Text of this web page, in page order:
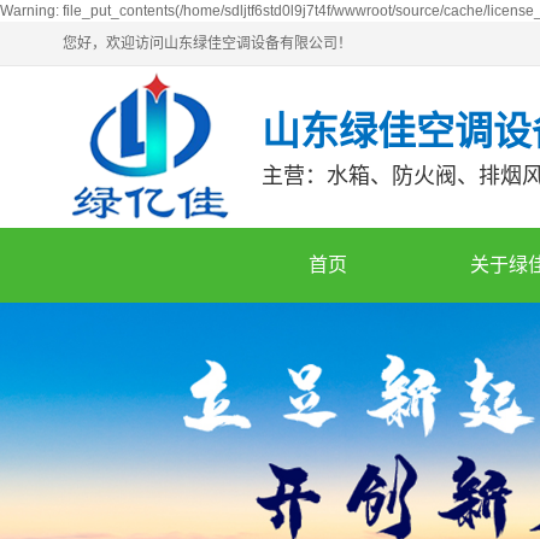
Warning: file_put_contents(/home/sdljtf6std0l9j7t4f/wwwroot/source/cache/
您好，欢迎访问山东绿佳空调设备有限公司！
山东绿佳空调
主营：水箱、防火阀、排烟
首页 关于绿